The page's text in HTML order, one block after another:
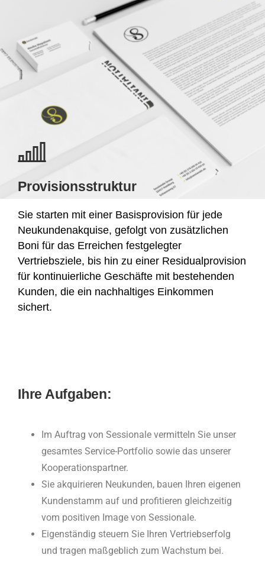
Provisionsstruktur
Sie starten mit einer Basisprovision für jede
Neukundenakquise, gefolgt von zusätzlichen
Boni für das Erreichen festgelegter
Vertriebsziele, bis hin zu einer Residualprovision
für kontinuierliche Geschäfte mit bestehenden
Kunden, die ein nachhaltiges Einkommen
sichert.
Ihre Aufgaben:
Im Auftrag von Sessionale vermitteln Sie unser
gesamtes Service-Portfolio sowie das unserer
Kooperationspartner.
Sie akquirieren Neukunden, bauen Ihren eigenen
Kundenstamm auf und profitieren gleichzeitig
vom positiven Image von Sessionale.
Eigenständig steuern Sie Ihren Vertriebserfolg
und tragen maßgeblich zum Wachstum bei.